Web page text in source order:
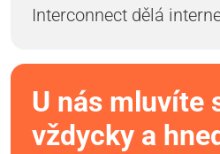
Interconnect dělá
U nás mluvíte
vždycky a